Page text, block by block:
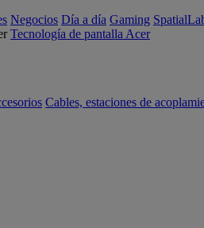
Negocios Día a día Gaming
Tecnología de pantalla Acer
Cables, estaciones de